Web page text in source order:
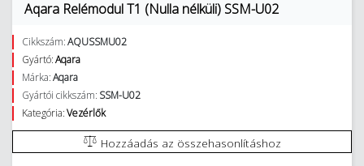
Aqara Relémodul T1 (Nulla nélküli) SSM-U02
Cikkszám:AQUSSMU02
Gyártó:Aqara
Márka:Aqara
Gyártói cikkszám: SSM-U02
Kategória:Vezérlők
Hozzáadás az összehasonlításhoz